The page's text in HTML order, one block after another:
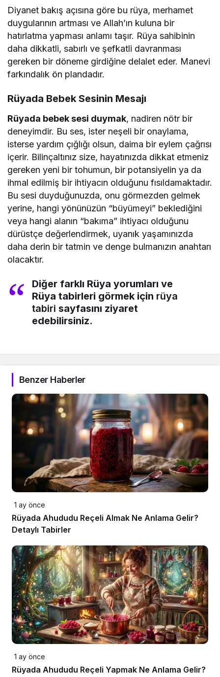
Diyanet bakış açısına göre bu rüya, merhamet
duygularının artması ve Allah’ın kuluna bir
hatırlatma yapması anlamı taşır. Rüya sahibinin
daha dikkatli, sabırlı ve şefkatli davranması
gereken bir döneme girdiğine delalet eder. Manevi
farkındalık ön plandadır.
Rüyada Bebek Sesinin Mesajı
Rüyada bebek sesi duymak, nadiren nötr bir
deneyimdir. Bu ses, ister neşeli bir onaylama,
isterse yardım çığlığı olsun, daima bir eylem çağrısı
içerir. Bilinçaltınız size, hayatınızda dikkat etmeniz
gereken yeni bir tohumun, bir potansiyelin ya da
ihmal edilmiş bir ihtiyacın olduğunu fısıldamaktadır.
Bu sesi duyduğunuzda, onu görmezden gelmek
yerine, hangi yönünüzün “büyümeyi” beklediğini
veya hangi alanın “bakıma” ihtiyacı olduğunu
dürüstçe değerlendirmek, uyanık yaşamınızda
daha derin bir tatmin ve denge bulmanızın anahtarı
olacaktır.
Diğer farklı Rüya yorumları ve
Rüya tabirleri görmek için rüya
tabiri sayfasını ziyaret
edebilirsiniz.
Benzer Haberler
1 ay önce
Rüyada Ahududu Reçeli Almak Ne Anlama Gelir?
Detaylı Tabirler
1 ay önce
Rüyada Ahududu Reçeli Yapmak Ne Anlama Gelir?